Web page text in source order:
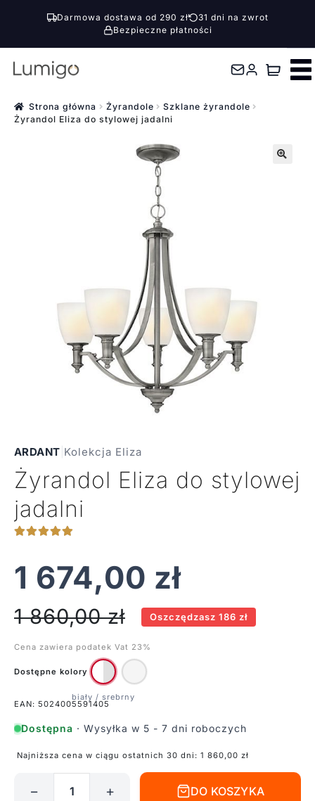
Darmowa dostawa od 290 zł
31 dni na zwrot
Bezpieczne płatności
Przejdź
nawigacji
Przejdź
treści Strona główna Żyrandole
Szklane żyrandole
Żyrandol Eliza do stylowej jadalni
ARDANT Kolekcja Eliza
Żyrandol Eliza do stylowej
jadalni
1 674,00 zł
1 860,00zł Oszczędzasz 186 zł
Cena zawiera podatek Vat 23%
Dostępne kolory
EAN: 5024005591405
Dostępna · Wysyłka w 5 - 7 dni roboczych
Najniższa cena w ciągu ostatnich 30 dni: 1 860,00 zł
− + DO KOSZYKA